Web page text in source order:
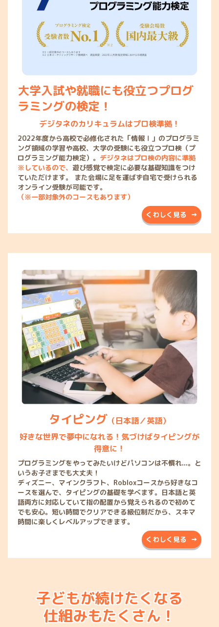
大学入試や就職にも役立つプログ
ラミングの検定！
デジタネのカリキュラムはプロ検準拠！
2022年度から高校で必修化された「情報Ⅰ」のプログラミ
ング領域の学習や高校、大学の受験にも役立つプロ検（プ
ログラミング能力検定）。 デジタネはプロ検の内容に準拠
※しているので、 遊び感覚で検定に必要な基礎知識をつけ
ていただけます。 また会場に足を運ばず自宅で受けられる
オンライン受験が可能です。
（※一部対象外のコースもあります）
くわしく見る →
タイピング （日本語／英語）
好きな世界で夢中になれる！気づけばタイピングが
得意に！
プログラミングをやってみたいけどパソコンは不慣れ...。と
いうお子さまでも大丈夫！
ディズニー、マインクラフト、Robloxコースから好きなコ
ースを選んで、タイピングの基礎を学べます。日本語と英
語両方に対応していて指の配置から覚えられるので初めて
でも安心。短い時間でクリアできる級位制だから、スキマ
時間に楽しくレベルアップできます。
くわしく見る →
子どもが続けたくなる
仕組みもたくさん！